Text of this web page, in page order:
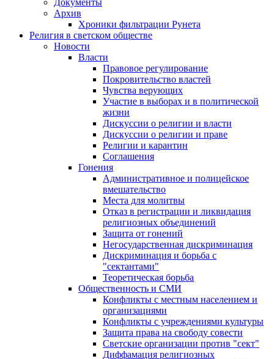
Документы
Архив
Хроники фильтрации Рунета
Религия в светском обществе
Новости
Власти
Правовое регулирование
Покровительство властей
Чувства верующих
Участие в выборах и в политической
жизни
Дискуссии о религии и власти
Дискуссии о религии и праве
Религии и карантин
Соглашения
Гонения
Административное и полицейское
вмешательство
Места для молитвы
Отказ в регистрации и ликвидация
религиозных объединений
Защита от гонений
Негосударственная дискриминация
Дискриминация и борьба с
"сектантами"
Теоретическая борьба
Общественность и СМИ
Конфликты с местным населением и
организациями
Конфликты с учреждениями культуры
Защита права на свободу совести
Светские организации против "сект"
Диффамация религиозных